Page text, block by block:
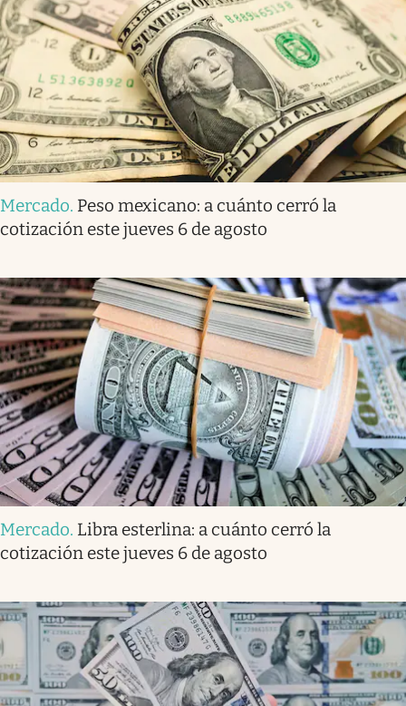
Mercado. Peso mexicano: a cuánto cerró la
cotización este jueves 6 de agosto
Mercado. Libra esterlina: a cuánto cerró la
cotización este jueves 6 de agosto